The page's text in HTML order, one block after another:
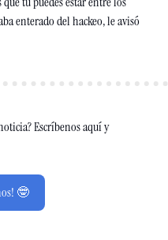
enterado del hackeo, le avisó
Escríbenos aquí y
🤓